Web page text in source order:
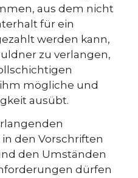
aus dem nicht
für ein
werden kann,
zu verlangen,
mögliche und
ausübt.
den Vorschriften
den Umständen
dürfen